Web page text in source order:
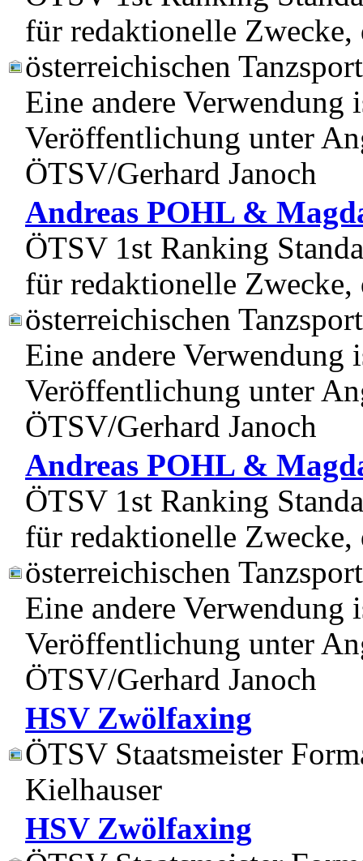
für redaktionelle
österreichischen
Eine andere Verwendung
Veröffentlichung unter
ÖTSV/Gerhard Janoch
Andreas POHL &
ÖTSV 1st Ranking
für redaktionelle
österreichischen
Eine andere Verwendung
Veröffentlichung unter
ÖTSV/Gerhard Janoch
Andreas POHL &
ÖTSV 1st Ranking
für redaktionelle
österreichischen
Eine andere Verwendung
Veröffentlichung unter
ÖTSV/Gerhard Janoch
HSV Zwölfaxing
ÖTSV Staatsmeister
Kielhauser
HSV Zwölfaxing